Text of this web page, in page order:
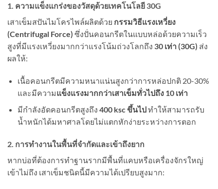
1. ความแข็งแกร่งของวัสดุด้วยเทคโนโลยี 30G
เสาเข็มสปันไมโครไพล์ผลิตด้วย กรรมวิธีแรงเหวี่ยง
(Centrifugal Force) ซึ่งปั่นคอนกรีตในแบบหล่อด้วยความเร็ว
สูงที่มีแรงเหวี่ยงมากกว่าแรงโน้มถ่วงโลกถึง 30 เท่า (30G) ส่ง
ผลให้:
เนื้อคอนกรีตมีความหนาแน่นสูงกว่าการหล่อปกติ 20-30%
และมีความแข็งแรงมากกว่าเสาเข็มทั่วไปถึง 10 เท่า
มีกำลังอัดคอนกรีตสูงถึง 400 ksc ขึ้นไปทำให้สามารถรับ
น้ำหนักได้มหาศาลโดยไม่แตกหักง่ายระหว่างการตอก
2. การทำงานในพื้นที่จำกัดและเข้าถึงยาก
หากบ่อที่ต้องการทำฐานรากมีพื้นที่แคบหรือเครื่องจักรใหญ่
เข้าไม่ถึง เสาเข็มชนิดนี้มีความได้เปรียบสูงมาก: